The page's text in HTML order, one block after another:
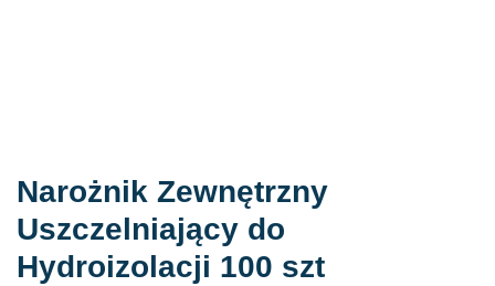
Narożnik Zewnętrzny
Uszczelniający do
Hydroizolacji 100 szt